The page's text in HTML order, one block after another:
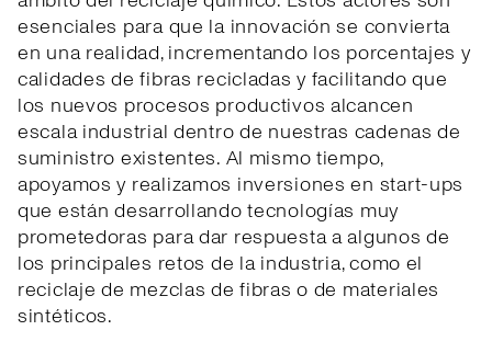
esenciales para que la innovación se convierta
en una realidad, incrementando los porcentajes y
calidades de fibras recicladas y facilitando que
los nuevos procesos productivos alcancen
escala industrial dentro de nuestras cadenas de
suministro existentes. Al mismo tiempo,
apoyamos y realizamos inversiones en start-ups
que están desarrollando tecnologías muy
prometedoras para dar respuesta a algunos de
los principales retos de la industria, como el
reciclaje de mezclas de fibras o de materiales
sintéticos.